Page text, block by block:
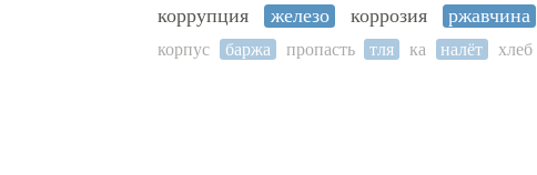
коррупция железо коррозия ржавчина
корпус
баржа пропасть тля ка налёт хлеб